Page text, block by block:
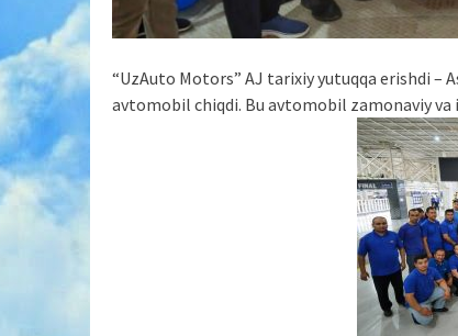
“UzAuto Motors” AJ tarixiy yutuqqa erishdi
avtomobil chiqdi. Bu avtomobil zamonaviy va